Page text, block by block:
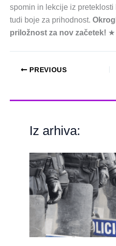
spomin in lekcije iz
tudi boje za prihodnost.
priložnost za nov začetek! ★
PREVIOUS
Iz arhiva: